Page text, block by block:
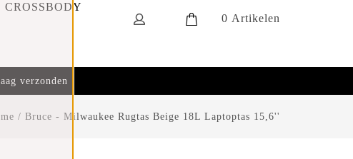
0 Artikelen
CROSSBODY
verzonden
/ Bruce - Milwaukee Rugtas Beige 18L Laptoptas 15,6''